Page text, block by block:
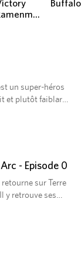
Ramenman
un super-héros
et plutôt faiblard,
- Episode 0
sur Terre
y retrouve ses